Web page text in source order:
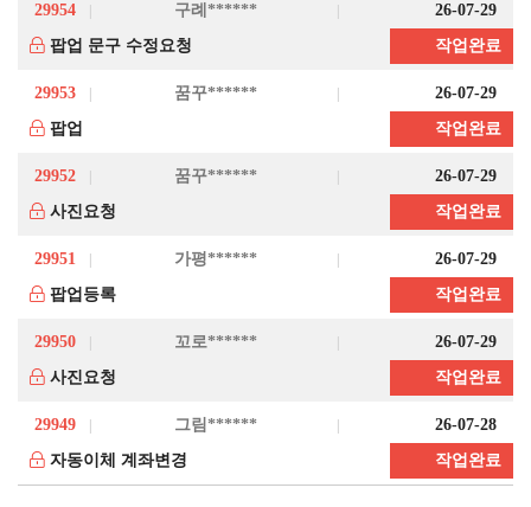
29954 구례******
26-07-29
팝업 문구 수정요청
작업완료
29953 꿈꾸******
26-07-29
팝업
작업완료
29952 꿈꾸******
26-07-29
사진요청
작업완료
29951 가평******
26-07-29
팝업등록
작업완료
29950 꼬로******
26-07-29
사진요청
작업완료
29949 그림******
26-07-28
자동이체 계좌변경
작업완료